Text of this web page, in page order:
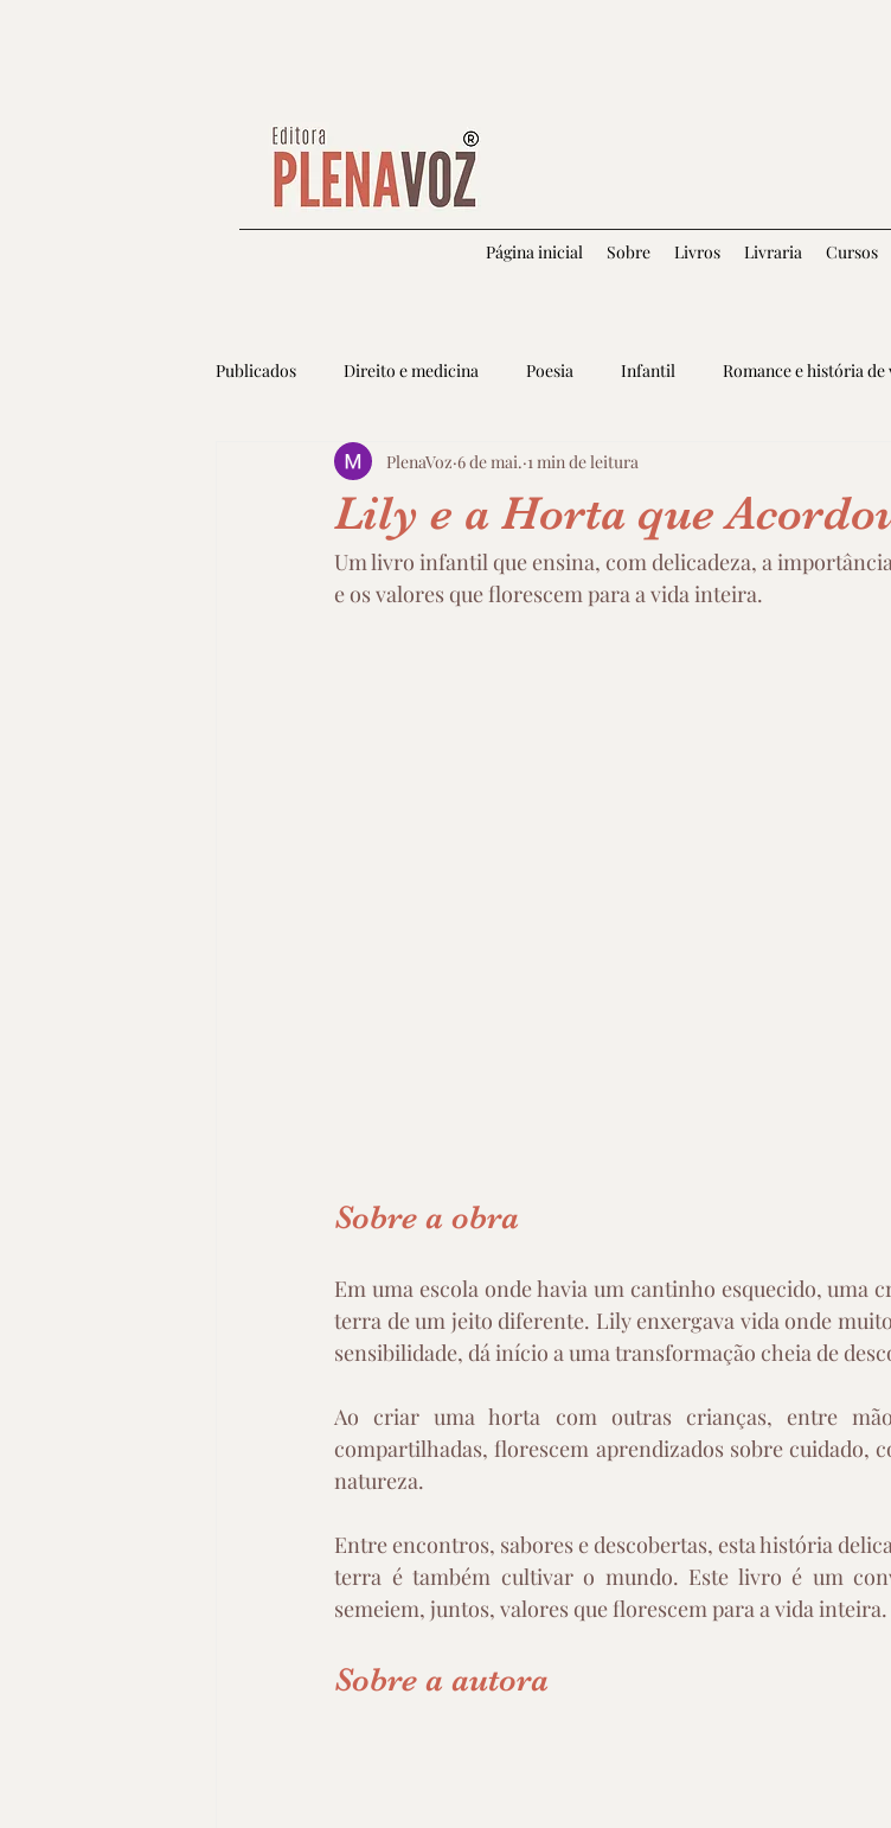
Página inicial Sobre Livros Livraria Cursos
Publicados Direito e medicina Poesia Infantil Romance e história de
Autoconhecimento e espiritualidade
Lily e a Horta que
PlenaVoz 6 de mai. 1 min de leitura
Um livro infantil que ensina, com delicadeza, a
e os valores que florescem para a vida inteira.
Sobre a obra
Em uma escola onde havia um cantinho esquecido, uma
terra de um jeito diferente. Lily enxergava vida onde
sensibilidade, dá início a uma transformação cheia de
Ao criar uma horta com outras crianças, entre
compartilhadas, florescem aprendizados sobre cuidado,
natureza.
Entre encontros, sabores e descobertas, esta história
terra é também cultivar o mundo. Este livro é um
semeiem, juntos, valores que florescem para a vida inteira.
Sobre a autora